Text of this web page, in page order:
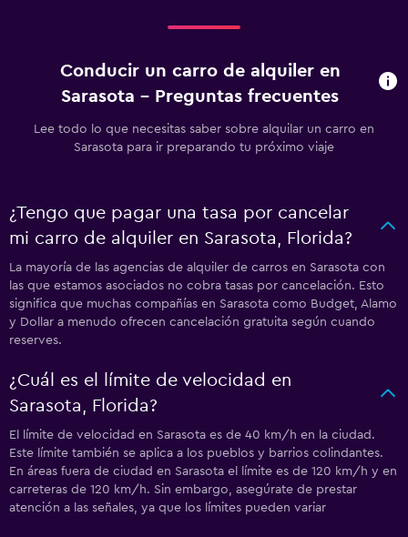
Conducir un carro de alquiler en
Sarasota - Preguntas frecuentes
Lee todo lo que necesitas saber sobre alquilar un carro en
Sarasota para ir preparando tu próximo viaje
¿Tengo que pagar una tasa por cancelar
mi carro de alquiler en Sarasota, Florida?
La mayoría de las agencias de alquiler de carros en Sarasota con
las que estamos asociados no cobra tasas por cancelación. Esto
significa que muchas compañías en Sarasota como Budget, Alamo
y Dollar a menudo ofrecen cancelación gratuita según cuando
reserves.
¿Cuál es el límite de velocidad en
Sarasota, Florida?
El límite de velocidad en Sarasota es de 40 km/h en la ciudad.
Este límite también se aplica a los pueblos y barrios colindantes.
En áreas fuera de ciudad en Sarasota el límite es de 120 km/h y en
carreteras de 120 km/h. Sin embargo, asegúrate de prestar
atención a las señales, ya que los límites pueden variar